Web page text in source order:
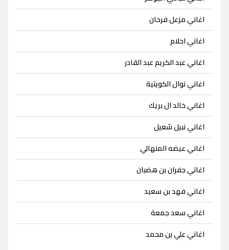
اغاني مزعل فرحان
اغاني احلام
اغاني عبد الكريم عبد القادر
اغاني نوال الكويتية
اغاني خالد ال بريك
اغاني نبيل شعيل
اغاني عيضه المنهالي
اغاني جفران بن هضبان
اغاني فهد بن سعيد
اغاني سعد جمعة
اغاني علي بن محمد